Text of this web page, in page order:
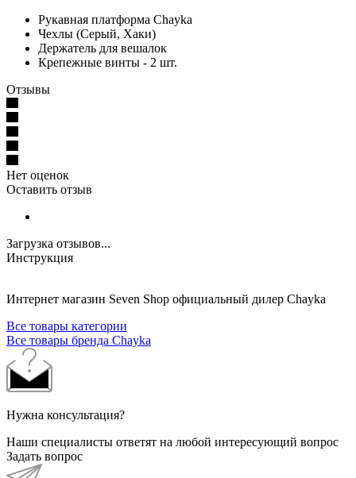
Рукавная платформа Chayka
Чехлы (Серый, Хаки)
Держатель для вешалок
Крепежные винты - 2 шт.
Отзывы
Нет оценок
Оставить отзыв
Загрузка отзывов...
Инструкция
Интернет магазин Seven Shop официальный дилер Chayka
Все товары категории
Все товары бренда Chayka
Нужна консультация?
Наши специалисты ответят на любой интересующий вопрос
Задать вопрос